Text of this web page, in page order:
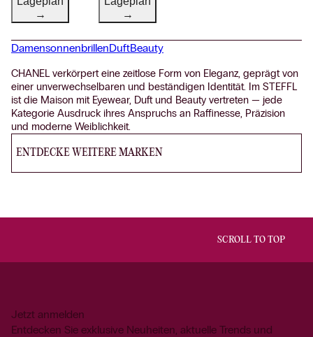
→
→
DamensonnenbrillenDuftBeauty
CHANEL verkörpert eine zeitlose Form von Eleganz, geprägt von
einer unverwechselbaren und beständigen Identität. Im STEFFL
ist die Maison mit Eyewear, Duft und Beauty vertreten — jede
Kategorie Ausdruck ihres Anspruchs an Raffinesse, Präzision
und moderne Weiblichkeit.
ENTDECKE WEITERE MARKEN
SCROLL TO TOP
Jetzt anmelden
Entdecken Sie exklusive Neuheiten, aktuelle Trends und